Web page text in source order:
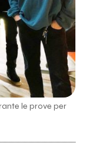
le prove per